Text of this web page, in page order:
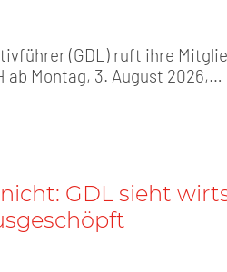
(GDL) ruft ihre
ab Montag, 3. August 2026,…
GDL sieht